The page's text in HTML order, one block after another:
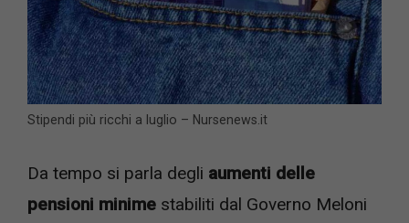
Stipendi più ricchi a luglio – Nursenews.it
Da tempo si parla degli aumenti delle
pensioni minime stabiliti dal Governo Meloni